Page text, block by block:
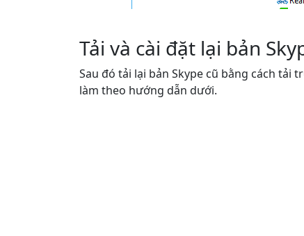
Tải và cài đặt lại bản
Sau đó tải lại bản Skype cũ bằng cách tải
làm theo hướng dẫn dưới.